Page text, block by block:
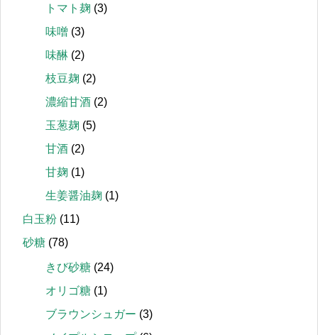
トマト麹 (3)
味噌 (3)
味醂 (2)
枝豆麹 (2)
濃縮甘酒 (2)
玉葱麹 (5)
甘酒 (2)
甘麹 (1)
生姜醤油麹 (1)
白玉粉 (11)
砂糖 (78)
きび砂糖 (24)
オリゴ糖 (1)
ブラウンシュガー (3)